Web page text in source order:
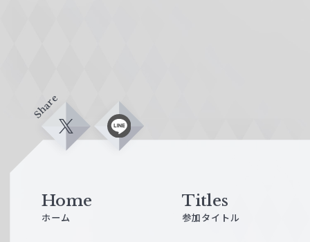
Share
X L
Home
ホーム
Titles
参加タイトル